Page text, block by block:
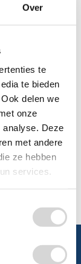
Over
te
te bieden
delen we
onze
analyse. Deze
met andere
ze hebben
services.
op bij ons, wij